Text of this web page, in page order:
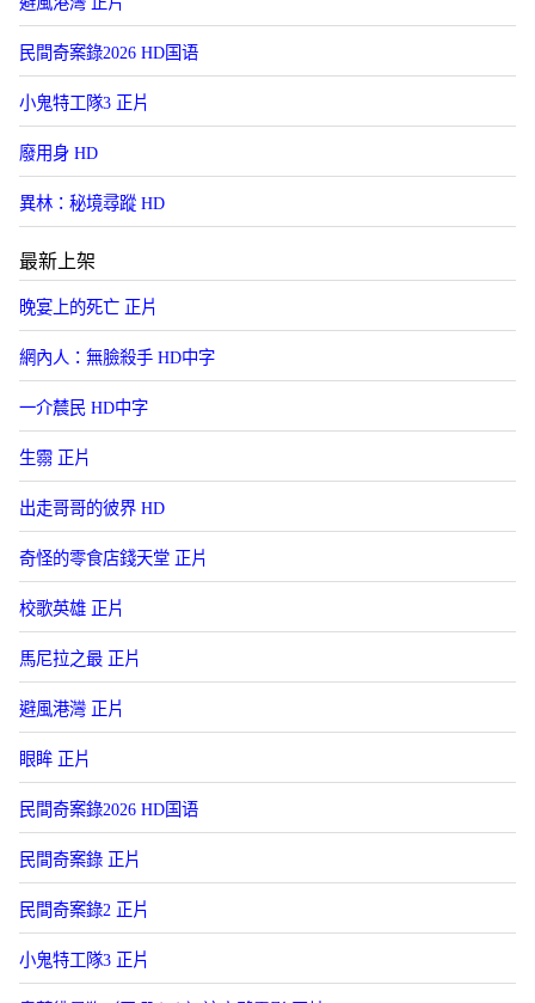
民間奇案錄2026 HD国语
小鬼特工隊3 正片
廢用身 HD
異林：秘境尋蹤 HD
最新上架
晚宴上的死亡 正片
網內人：無臉殺手 HD中字
一介辳民 HD中字
生霛 正片
出走哥哥的彼界 HD
奇怪的零食店錢天堂 正片
校歌英雄 正片
馬尼拉之最 正片
避風港灣 正片
眼眸 正片
民間奇案錄2026 HD国语
民間奇案錄 正片
民間奇案錄2 正片
小鬼特工隊3 正片